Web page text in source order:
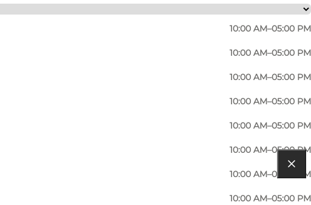
10:00 AM–05:00 PM
10:00 AM–05:00 PM
10:00 AM–05:00 PM
10:00 AM–05:00 PM
10:00 AM–05:00 PM
10:00 AM–05:00 PM
10:00 AM–05:00 PM
10:00 AM–05:00 PM